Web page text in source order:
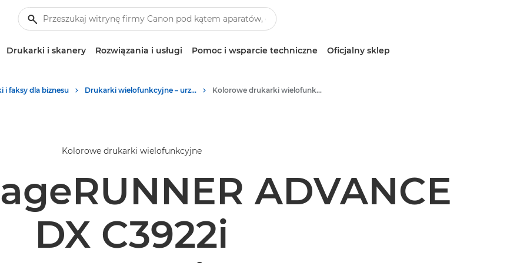
Drukarki i skanery Rozwiązania i usługi Pomoc i wsparcie techniczne Oficjalny sklep
i faksy dla biznesu Drukarki wielofunkcyjne – urządzenia wielofunkcyjne Kolorowe drukarki wielofunkcyjne
Kolorowe drukarki wielofunkcyjne
ADVANCE
DX C3922i